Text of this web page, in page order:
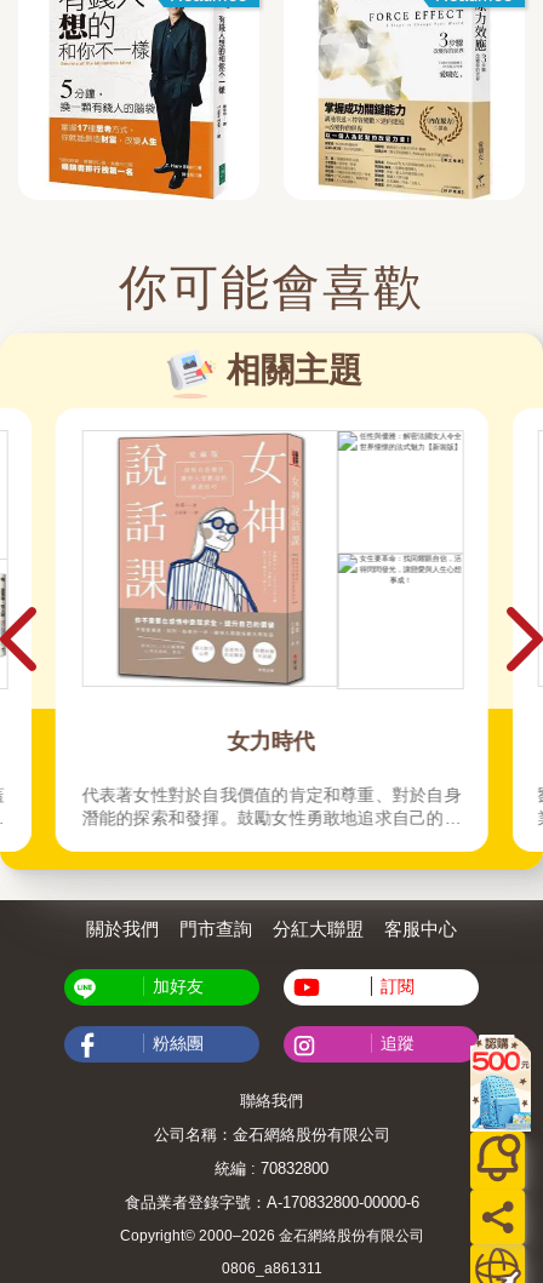
你可能會喜歡
相關主題
女力時代
代表著女性對於自我價值的肯定和尊重、對於自身
潛能的探索和發揮。鼓勵女性勇敢地追求自己的夢
關於我們 門市查詢 分紅大聯盟 客服中心
加好友 訂閱
粉絲團 追蹤
聯絡我們
公司名稱：金石網絡股份有限公司
統編 : 70832800
食品業者登錄字號：A-170832800-00000-6
Copyright© 2000–2026 金石網絡股份有限公司
0806_a861311